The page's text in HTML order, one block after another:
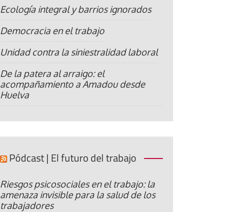
Ecología integral y barrios ignorados
Democracia en el trabajo
Unidad contra la siniestralidad laboral
De la patera al arraigo: el
acompañamiento a Amadou desde
Huelva
Pódcast | El futuro del trabajo
Riesgos psicosociales en el trabajo: la
amenaza invisible para la salud de los
trabajadores